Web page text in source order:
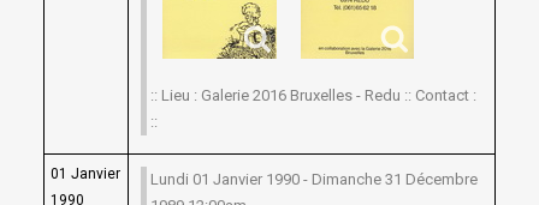
:: Lieu : Galerie 2016 Bruxelles - Redu :: Contact :
::
01 Janvier
1990
Lundi 01 Janvier 1990 - Dimanche 31 Décembre